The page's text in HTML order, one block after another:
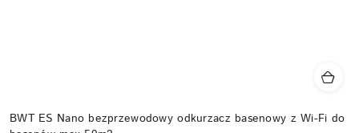
BWT ES Nano bezprzewodowy odkurzacz basenowy z Wi-Fi do